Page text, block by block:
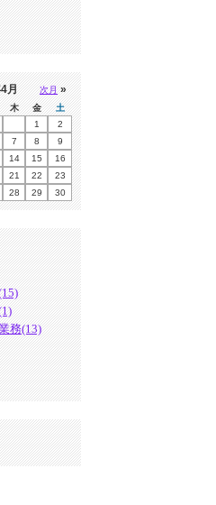
次月»
月
木 金
土
1
2
7 8
9
14 15
16
21 22
23
28 29 30
務(13)